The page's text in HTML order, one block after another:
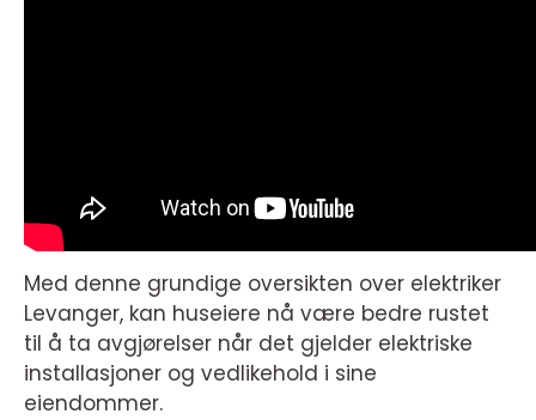
Med denne grundige oversikten over elektriker
Levanger, kan huseiere nå være bedre rustet
til å ta avgjørelser når det gjelder elektriske
installasjoner og vedlikehold i sine
eiendommer.